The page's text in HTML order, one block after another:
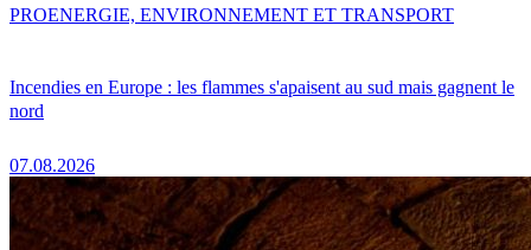
Incendies en Europe : les flammes s'apaisent au sud mais gagnent le
nord
07.08.2026
PROENERGIE, ENVIRONNEMENT ET TRANSPORT